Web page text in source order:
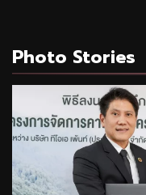
Photo Stories